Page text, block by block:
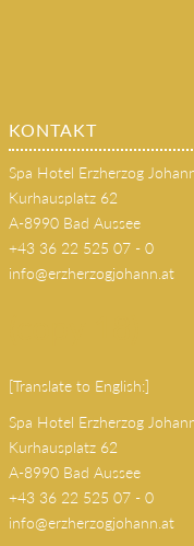
KONTAKT
Spa Hotel Erzherzog
Kurhausplatz 62
A-8990 Bad Aussee
+43 36 22 525 07 - 0
info@erzherzogjohann.at
[Translate to English:]
Spa Hotel Erzherzog
Kurhausplatz 62
A-8990 Bad Aussee
+43 36 22 525 07 - 0
info@erzherzogjohann.at